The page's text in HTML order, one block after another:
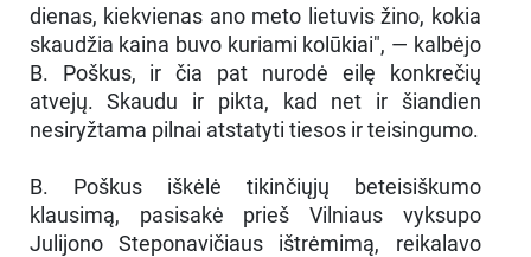
dienas, kiekvienas ano meto lietuvis žino, kokia
skaudžia kaina buvo kuriami kolūkiai", — kalbėjo
B. Poškus, ir čia pat nurodė eilę konkrečių
atvejų. Skaudu ir pikta, kad net ir šiandien
nesiryžtama pilnai atstatyti tiesos ir teisingumo.
B. Poškus iškėlė tikinčiųjų beteisiškumo
klausimą, pasisakė prieš Vilniaus vyksupo
Julijono Steponavičiaus ištrėmimą, reikalavo